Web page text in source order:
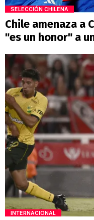
SELECCIÓN CHILENA
Chile amenaza a
"es un honor" a
INTERNACIONAL